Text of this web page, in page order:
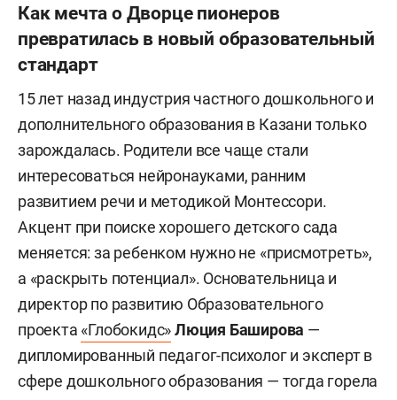
Как мечта о Дворце пионеров
превратилась в новый образовательный
стандарт
15 лет назад индустрия частного дошкольного и
дополнительного образования в Казани только
зарождалась. Родители все чаще стали
интересоваться нейронауками, ранним
развитием речи и методикой Монтессори.
Акцент при поиске хорошего детского сада
меняется: за ребенком нужно не «присмотреть»,
а «раскрыть потенциал». Основательница и
директор по развитию Образовательного
проекта «Глобокидс»Люция Баширова —
дипломированный педагог-психолог и эксперт в
сфере дошкольного образования — тогда горела